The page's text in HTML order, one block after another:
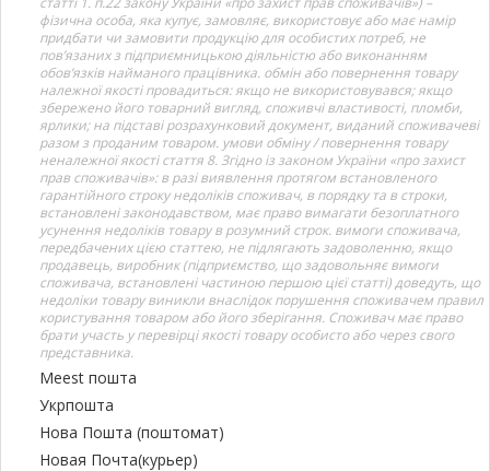
фізична особа, яка купує, замовляє, використовує або має намір
придбати чи замовити продукцію для особистих потреб, не
пов’язаних з підприємницькою діяльністю або виконанням
обов’язків найманого працівника. обмін або повернення товару
належної якості провадиться: якщо не використовувався; якщо
збережено його товарний вигляд, споживчі властивості, пломби,
ярлики; на підставі розрахунковий документ, виданий споживачеві
разом з проданим товаром. умови обміну / повернення товару
неналежної якості стаття 8. Згідно із законом України «про захист
прав споживачів»: в разі виявлення протягом встановленого
гарантійного строку недоліків споживач, в порядку та в строки,
встановлені законодавством, має право вимагати безоплатного
усунення недоліків товару в розумний строк. вимоги споживача,
передбачених цією статтею, не підлягають задоволенню, якщо
продавець, виробник (підприємство, що задовольняє вимоги
споживача, встановлені частиною першою цієї статті) доведуть, що
недоліки товару виникли внаслідок порушення споживачем правил
користування товаром або його зберігання. Споживач має право
брати участь у перевірці якості товару особисто або через свого
представника.
Meest пошта
Укрпошта
Нова Пошта (поштомат)
Новая Почта(курьер)